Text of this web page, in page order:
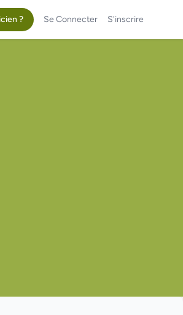
? Se Connecter S'inscrire